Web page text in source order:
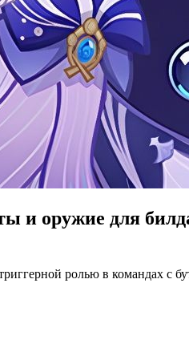
и оружие для
ролью в командах с